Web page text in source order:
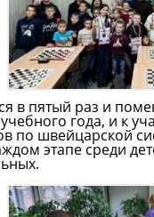
в пятый раз и
года, и к
по швейцарской
этапе среди